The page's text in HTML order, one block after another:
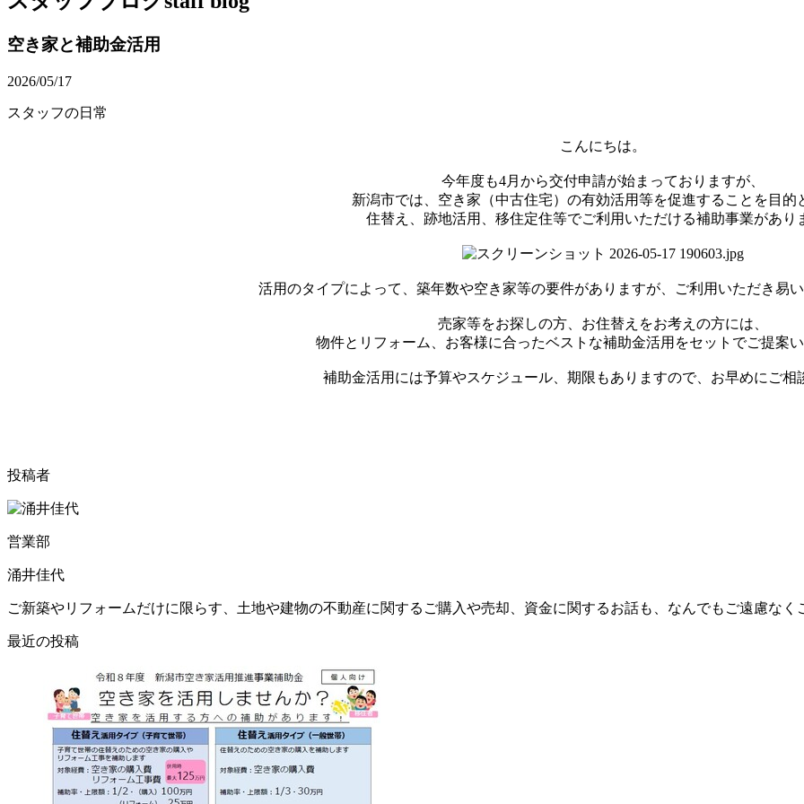
空き家と補助金活用
2026/05/17
スタッフの日常
こんにちは。
今年度も4月から交付申請が始まっておりますが、
新潟市では、空き家（中古住宅）の有効活用等を促進することを目的
住替え、跡地活用、移住定住等でご利用いただける補助事業があり
活用のタイプによって、築年数や空き家等の要件がありますが、ご利用いただき易い
売家等をお探しの方、お住替えをお考えの方には、
物件とリフォーム、お客様に合ったベストな補助金活用をセットでご提案い
補助金活用には予算やスケジュール、期限もありますので、お早めにご相
投稿者
営業部
涌井佳代
ご新築やリフォームだけに限らす、土地や建物の不動産に関するご購入や売却、資金に関するお話も、なんでもご遠慮なく
最近の投稿